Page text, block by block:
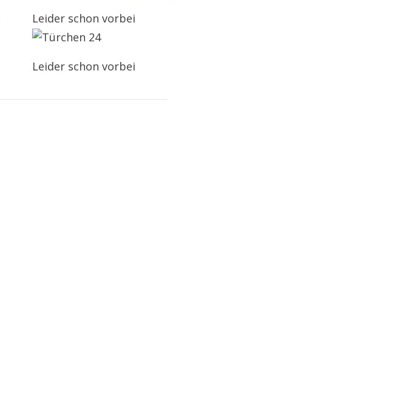
Leider schon vorbei
Leider schon vorbei